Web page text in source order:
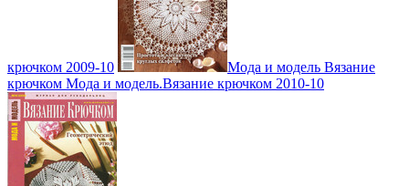
крючком 2009-10
Мода и модель Вязание
крючком Мода и модель.Вязание крючком 2010-10